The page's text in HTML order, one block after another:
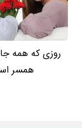
روزی که همه
همسر